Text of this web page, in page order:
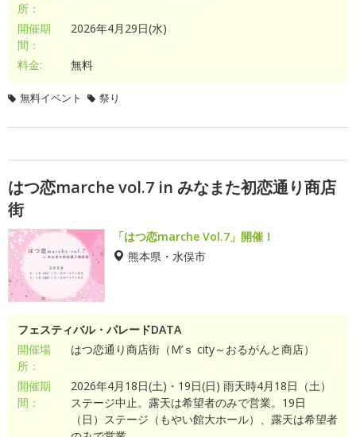
所：
開催期
間：
2026年4月29日(水)
料金: 無料
無料イベント 祭り
はつ恋marche vol.7 in みなまた初恋通り商店
街
「はつ恋marche Vol.7」開催！
熊本県・水俣市
フェスティバル・パレードDATA
開催場
所：
はつ恋通り商店街（M’ｓ city～おるがんと商店）
開催期
間：
2026年4月18日(土)・19日(日) 雨天時4月18日（土）
ステージ中止。露天は希望者のみで営業。19日
（日）ステージ（もやい館大ホール）、露天は希望者